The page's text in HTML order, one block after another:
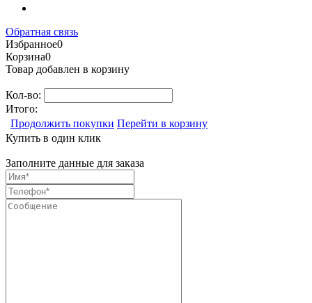
Обратная связь
Избранное0
Корзина0
Товар добавлен в корзину
Кол-во:
Итого:
Продолжить покупки Перейти в корзину
Купить в один клик
Заполните данные для заказа